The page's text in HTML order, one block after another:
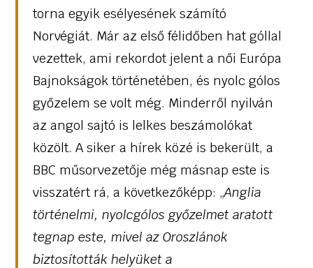
torna egyik esélyesének számító
Norvégiát. Már az első félidőben hat góllal
vezettek, ami rekordot jelent a női Európa
Bajnokságok történetében, és nyolc gólos
győzelem se volt még. Minderről nyilván
az angol sajtó is lelkes beszámolókat
közölt. A siker a hírek közé is bekerült, a
BBC műsorvezetője még másnap este is
visszatért rá, a következőképp: „Anglia
történelmi, nyolcgólos győzelmet aratott
tegnap este, mivel az Oroszlánok
biztosították helyüket a